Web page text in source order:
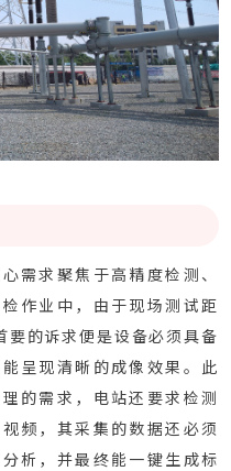
需求聚焦于高精度检测、
作业中，由于现场测试距
的诉求便是设备必须具备
呈现清晰的成像效果。此
的需求，电站还要求检测
频，其采集的数据还必须
析，并最终能一键生成标